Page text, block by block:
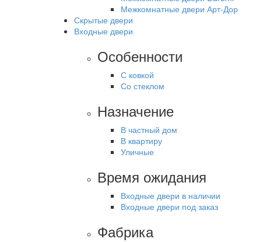
Межкомнатные двери Арт-Дор
Скрытые двери
Входные двери
Особенности
С ковкой
Со стеклом
Назначение
В частный дом
В квартиру
Уличные
Время ожидания
Входные двери в наличии
Входные двери под заказ
Фабрика